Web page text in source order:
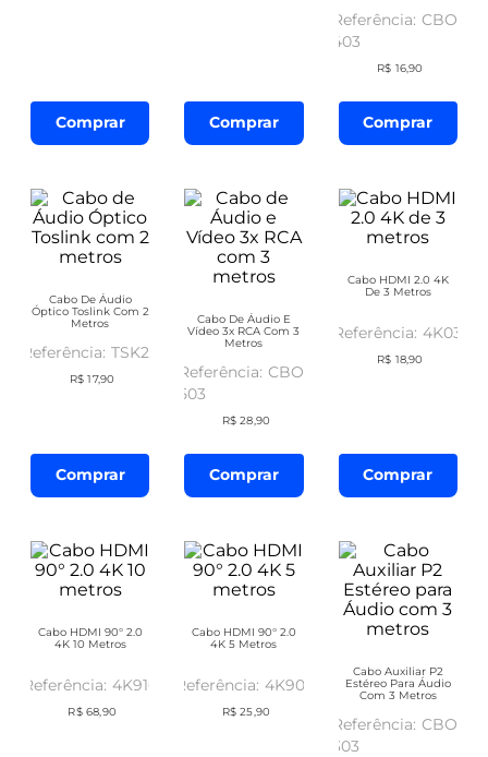
Comprar Comprar
CBO-
403
R$ 16,90
Comprar
Cabo De Áudio
Óptico Toslink Com 2
Metros
TSK20
R$ 17,90
Comprar
Cabo De Áudio E
Vídeo 3x RCA Com 3
Metros
CBO-
503
R$ 28,90
Comprar
Cabo HDMI 2.0 4K
De 3 Metros
4K03
R$ 18,90
Comprar
Cabo HDMI 90° 2.0
4K 10 Metros
4K910
R$ 68,90
Cabo HDMI 90° 2.0
4K 5 Metros
4K905
R$ 25,90
Cabo Auxiliar P2
Estéreo Para Áudio
Com 3 Metros
CBO-
303